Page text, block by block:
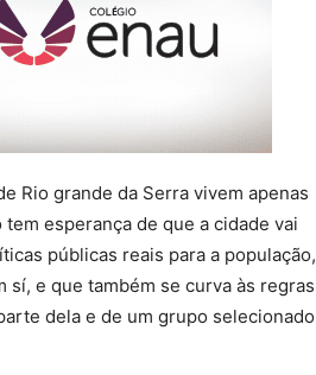
Rio grande da Serra vivem apenas
esperança de que a cidade vai
públicas reais para a população,
e que também se curva às regras
dela e de um grupo selecionado